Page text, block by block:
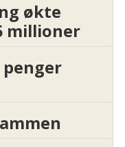
økte
millioner